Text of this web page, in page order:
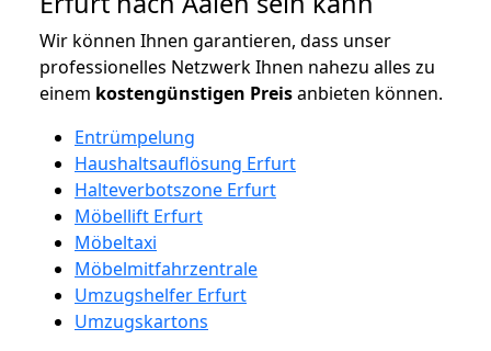
Wir können Ihnen garantieren, dass unser
professionelles Netzwerk Ihnen nahezu alles zu
einem kostengünstigen Preisanbieten können.
Entrümpelung
Haushaltsauflösung Erfurt
Halteverbotszone Erfurt
Möbellift Erfurt
Möbeltaxi
Möbelmitfahrzentrale
Umzugshelfer Erfurt
Umzugskartons